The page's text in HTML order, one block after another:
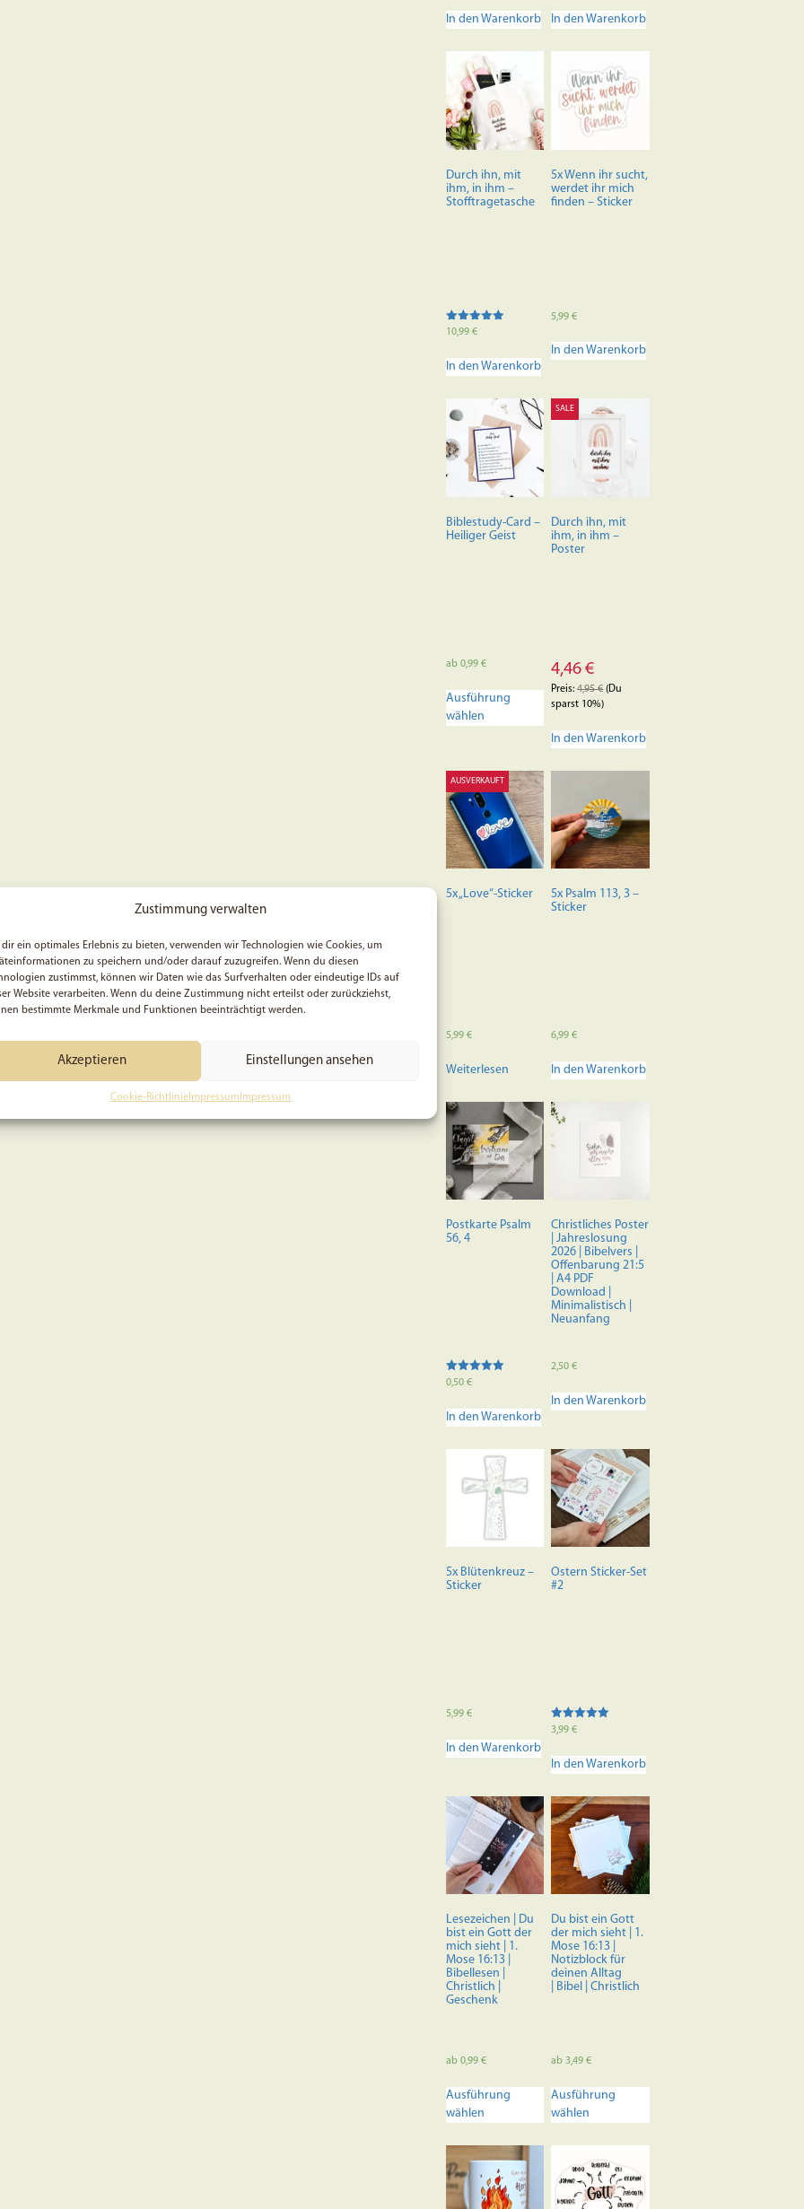
Zustimmung verwalten
dir ein optimales Erlebnis zu bieten, verwenden wir Technologien wie Cookies, um
zu speichern und/oder darauf zuzugreifen. Wenn du diesen
zustimmst, können wir Daten wie das Surfverhalten oder eindeutige IDs auf
Website verarbeiten. Wenn du deine Zustimmung nicht erteilst oder zurückziehst,
bestimmte Merkmale und Funktionen beeinträchtigt werden.
Akzeptieren Einstellungen ansehen
Cookie-Richtlinie Impressum Impressum
In den Warenkorb In den Warenkorb
Durch ihn, mit
ihm, in ihm –
Stofftragetasche
Bewertet mit
10,99 €
In den Warenkorb
5x Wenn ihr sucht,
werdet ihr mich
finden – Sticker
5,99€
In den Warenkorb
Biblestudy-Card –
Heiliger Geist
ab 0,99 €
Ausführung
wählen
Dieses
Produkt
mehrere
auf.
Die
Optionen
können
auf
der
gewählt
SALE
Durch ihn, mit
ihm, in ihm –
Poster
4,46€
Preis:4,95€(Du
sparst 10%)
In den Warenkorb
AUSVERKAUFT
5x „Love“-Sticker
5,99 €
Weiterlesen
5x Psalm 113, 3 –
Sticker
6,99€
In den Warenkorb
Postkarte Psalm
56, 4
Bewertet mit
0,50 €
In den Warenkorb
Christliches Poster
| Jahreslosung
2026 | Bibelvers |
Offenbarung 21:5
| A4 PDF
Download |
Minimalistisch |
Neuanfang
2,50€
In den Warenkorb
5x Blütenkreuz –
Sticker
5,99 €
In den Warenkorb
Ostern Sticker-Set
#2
Bewertet mit
3,99€
In den Warenkorb
Lesezeichen | Du
bist ein Gott der
mich sieht | 1.
Mose 16:13 |
Bibellesen |
Christlich |
Geschenk
ab 0,99 €
Ausführung
wählen
Produkt
weist
Du bist ein Gott
der mich sieht | 1.
Mose 16:13 |
Notizblock für
deinen Alltag
| Bibel | Christlich
ab3,49€
Ausführung
wählen